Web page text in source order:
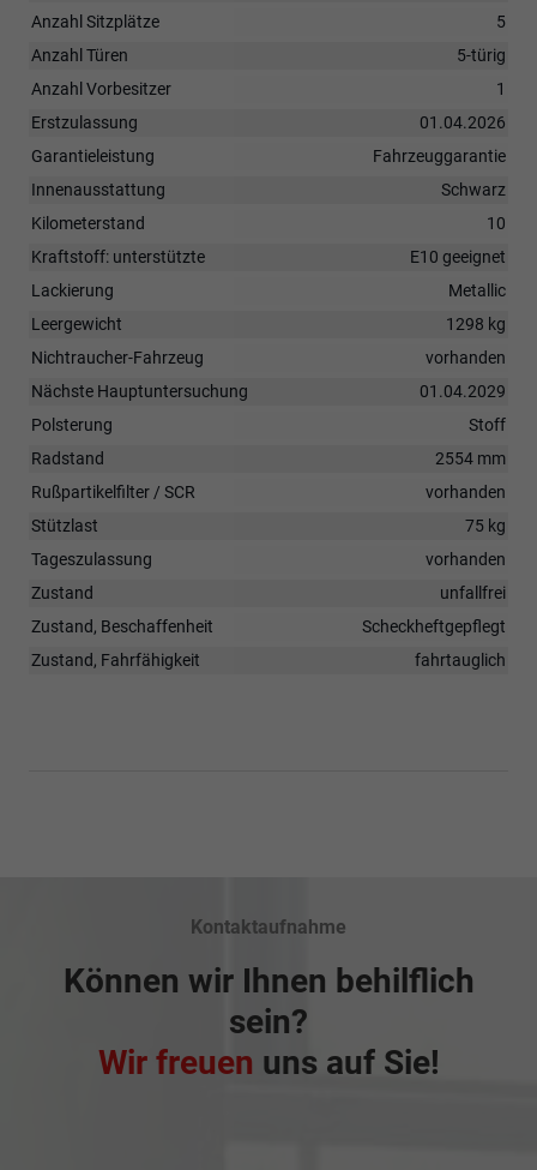
Anzahl Sitzplätze
5
Anzahl Türen
5-türig
Anzahl Vorbesitzer
1
Erstzulassung
01.04.2026
Garantieleistung
Fahrzeuggarantie
Innenausstattung
Schwarz
Kilometerstand
10
Kraftstoff: unterstützte
E10 geeignet
Lackierung
Metallic
Leergewicht
1298 kg
Nichtraucher-Fahrzeug
vorhanden
Nächste Hauptuntersuchung
01.04.2029
Polsterung
Stoff
Radstand
2554 mm
Rußpartikelfilter / SCR
vorhanden
Stützlast
75 kg
Tageszulassung
vorhanden
Zustand
unfallfrei
Zustand, Beschaffenheit
Scheckheftgepflegt
Zustand, Fahrfähigkeit
fahrtauglich
Kontaktaufnahme
Können wir Ihnen behilflich
sein?
Wir freuen uns auf Sie!